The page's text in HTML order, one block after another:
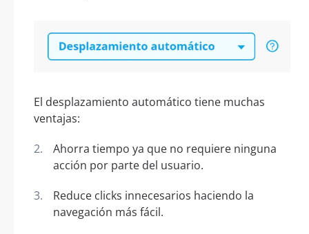
El desplazamiento automático tiene muchas
ventajas:
Ahorra tiempo ya que no requiere ninguna
acción por parte del usuario.
Reduce clicks innecesarios haciendo la
navegación más fácil.